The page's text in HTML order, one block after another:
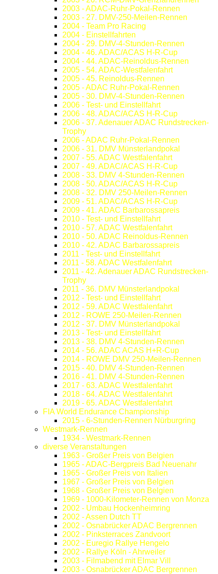
2003 - ADAC-Ruhr-Pokal-Rennen
2003 - 27. DMV-250-Meilen-Rennen
2004 - Team Pro Racing
2004 - Einstellfahrten
2004 - 29. DMV-4-Stunden-Rennen
2004 - 46. ADAC/ACAS H-R-Cup
2004 - 44. ADAC-Reinoldus-Rennen
2005 - 54. ADAC-Westfalenfahrt
2005 - 45. Reinoldus-Rennen
2005 - ADAC Ruhr-Pokal-Rennen
2005 - 30. DMV-4-Stunden-Rennen
2006 - Test- und Einstellfahrt
2006 - 48. ADAC/ACAS H-R-Cup
2006 - 37. Adenauer ADAC Rundstrecken-
Trophy
2006 - ADAC Ruhr-Pokal-Rennen
2006 - 31. DMV Münsterlandpokal
2007 - 55. ADAC Westfalenfahrt
2007 - 49. ADAC/ACAS H-R-Cup
2008 - 33. DMV 4-Stunden-Rennen
2008 - 50. ADAC/ACAS H-R-Cup
2008 - 32. DMV 250-Meilen-Rennen
2009 - 51. ADAC/ACAS H-R-Cup
2009 - 41. ADAC Barbarossapreis
2010 - Test- und Einstellfahrt
2010 - 57. ADAC Westfalenfahrt
2010 - 50. ADAC Reinoldus-Rennen
2010 - 42. ADAC Barbarossapreis
2011 - Test- und Einstellfahrt
2011 - 58. ADAC Westfalenfahrt
2011 - 42. Adenauer ADAC Rundstrecken-
Trophy
2011 - 36. DMV Münsterlandpokal
2012 - Test- und Einstellfahrt
2012 - 59. ADAC Westfalenfahrt
2012 - ROWE 250-Meilen-Rennen
2012 - 37. DMV Münsterlandpokal
2013 - Test- und Einstellfahrt
2013 - 38. DMV 4-Stunden-Rennen
2014 - 56. ADAC ACAS H+R-Cup
2014 - ROWE DMV 250-Meilen-Rennen
2015 - 40. DMV 4-Stunden-Rennen
2016 - 41. DMV 4-Stunden-Rennen
2017 - 63. ADAC Westfalenfahrt
2018 - 64. ADAC Westfalenfahrt
2019 - 65. ADAC Westfalenfahrt
FIA World Endurance Championship
2015 - 6-Stunden-Rennen Nürburgring
Westmark-Rennen
1934 - Westmark-Rennen
diverse Veranstaltungen
1963 - Großer Preis von Belgien
1965 - ADAC-Bergpreis Bad Neuenahr
1965 - Großer Preis von Italien
1967 - Großer Preis von Belgien
1968 - Großer Preis von Belgien
1969 - 1000-Kilometer-Rennen von Monza
2002 - Umbau Hockenheimring
2002 - Assen Dutch TT
2002 - Osnabrücker ADAC Bergrennen
2002 - Pinksterraces Zandvoort
2002 - Euregio Rallye Hengelo
2002 - Rallye Köln - Ahrweiler
2003 - Filmabend mit Elmar Vill
2003 - Osnabrücker ADAC Bergrennen